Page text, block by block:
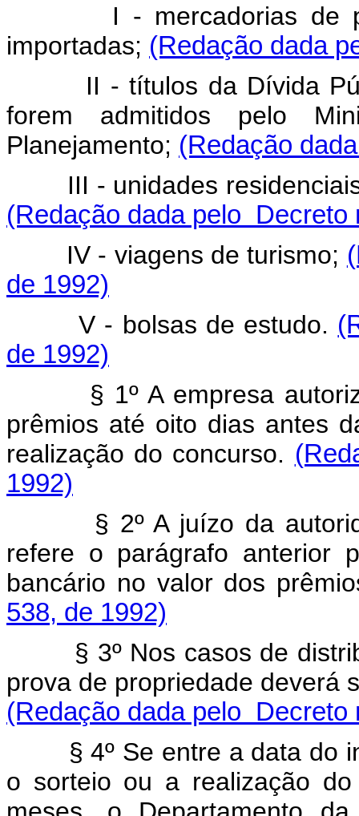
I - mercadorias de
importadas; (Redação dada
II - títulos da Dívida
forem admitidos pelo
Planejamento; (Redação
III - unidades residenciais,
(Redação dada pelo Decreto
IV - viagens de turismo;
de 1992)
V - bolsas de estudo.
de 1992)
§ 1º A empresa
prêmios até oito dias antes
realização do concurso.
1992)
§ 2º A juízo da
refere o parágrafo anterior
bancário no valor dos
538, de 1992)
§ 3º Nos casos de
prova de propriedade deverá
(Redação dada pelo Decreto
§ 4º Se entre a data do
o sorteio ou a realização